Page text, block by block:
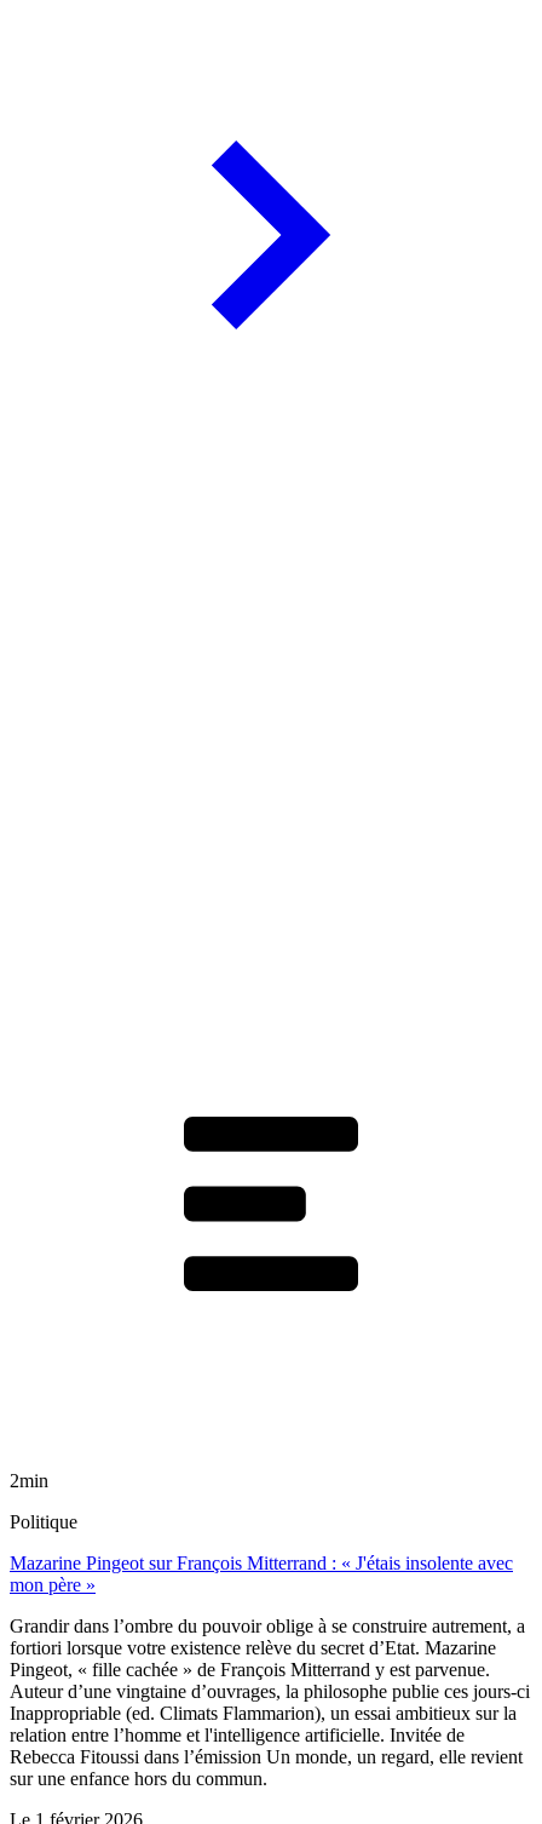
2min
Politique
Mazarine Pingeot sur François Mitterrand : « J'étais insolente avec
mon père »
Grandir dans l’ombre du pouvoir oblige à se construire autrement, a
fortiori lorsque votre existence relève du secret d’Etat. Mazarine
Pingeot, « fille cachée » de François Mitterrand y est parvenue.
Auteur d’une vingtaine d’ouvrages, la philosophe publie ces jours-ci
Inappropriable (ed. Climats Flammarion), un essai ambitieux sur la
relation entre l’homme et l'intelligence artificielle. Invitée de
Rebecca Fitoussi dans l’émission Un monde, un regard, elle revient
sur une enfance hors du commun.
Le 1 février 2026